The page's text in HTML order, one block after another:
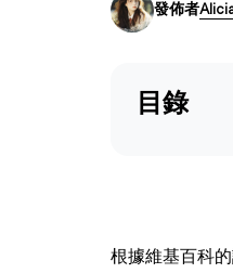
發佈者
目錄
根據維基百科